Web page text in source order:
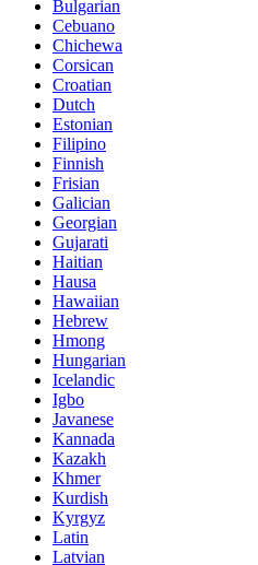
Bulgarian
Cebuano
Chichewa
Corsican
Croatian
Dutch
Estonian
Filipino
Finnish
Frisian
Galician
Georgian
Gujarati
Haitian
Hausa
Hawaiian
Hebrew
Hmong
Hungarian
Icelandic
Igbo
Javanese
Kannada
Kazakh
Khmer
Kurdish
Kyrgyz
Latin
Latvian